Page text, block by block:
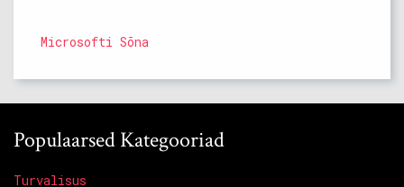
Microsofti Sõna
Populaarsed Kategooriad
Turvalisus